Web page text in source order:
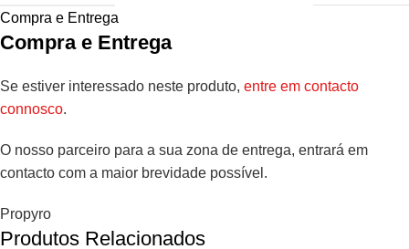
Compra e Entrega
Compra e Entrega
Se estiver interessado neste produto, entre em contacto
connosco.
O nosso parceiro para a sua zona de entrega, entrará em
contacto com a maior brevidade possível.
Propyro
Produtos Relacionados